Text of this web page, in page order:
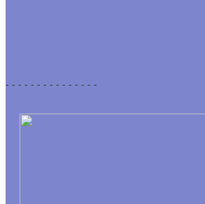
- - - - - - - - - - - - - - -